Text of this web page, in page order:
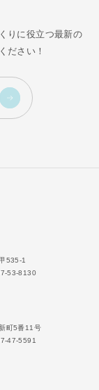
りに役立つ最新の
ださい！
535-1
53-8130
町5番11号
47-5591